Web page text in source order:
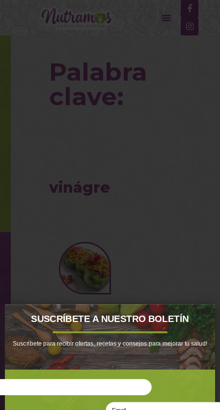
Palabra
clave:
vinágre
Pimientos
Rellenos
INGREDIENTES: -
2 pimientos
verdes sin semillas
mitad - 450gr de
pechuga de pavo
SUSCRÍBETE A NUESTRO BOLETÍN
Suscríbete para recibir ofertas, recetas y consejos para mejorar tu salud!